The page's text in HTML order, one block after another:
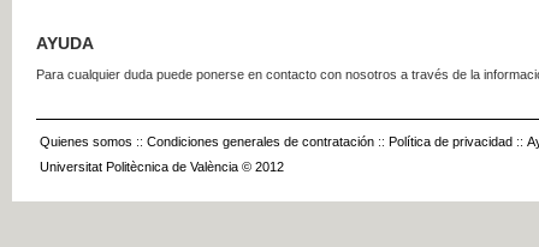
AYUDA
Para cualquier duda puede ponerse en contacto con nosotros a través de la
Quienes somos :: Condiciones generales de contratación :: Política de privacidad ::
Universitat Politècnica de València © 2012